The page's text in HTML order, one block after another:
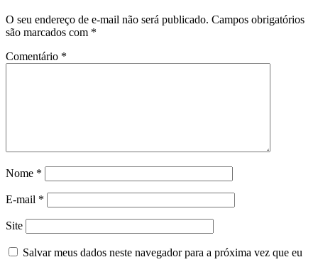
O seu endereço de e-mail não será publicado. Campos obrigatórios
são marcados com *
Comentário *
Nome *
E-mail *
Site
Salvar meus dados neste navegador para a próxima vez que eu